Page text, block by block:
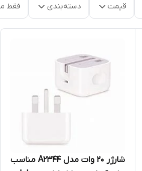
قیمت دسته‌بندی فقط
شارژر 20 وات مدل A2344 مناسب